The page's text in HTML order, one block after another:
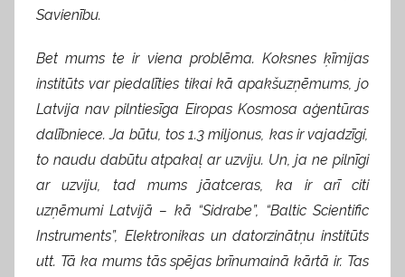
Savienību.
Bet mums te ir viena problēma. Koksnes ķīmijas
institūts var piedalīties tikai kā apakšuzņēmums, jo
Latvija nav pilntiesīga Eiropas Kosmosa aģentūras
dalībniece. Ja būtu, tos 1.3 miljonus, kas ir vajadzīgi,
to naudu dabūtu atpakaļ ar uzviju. Un, ja ne pilnīgi
ar uzviju, tad mums jāatceras, ka ir arī citi
uzņēmumi Latvijā – kā “Sidrabe”, “Baltic Scientific
Instruments”, Elektronikas un datorzinātņu institūts
utt. Tā ka mums tās spējas brīnumainā kārtā ir. Tas